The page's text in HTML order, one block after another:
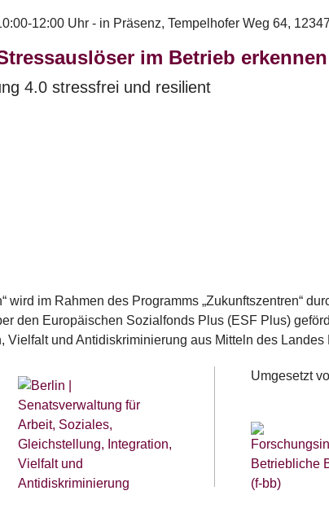
12:00 Uhr - in Präsenz, Tempelhofer Weg 64,
im Betrieb
4.0 stressfrei und resilient
wird im Rahmen des Programms „Zukunftszentren“
den Europäischen Sozialfonds Plus (ESF Plus)
Vielfalt und Antidiskriminierung aus Mitteln des Landes
Umgesetzt